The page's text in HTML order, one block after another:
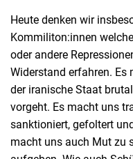
Heute denken wir
Kommiliton:innen
oder andere
Widerstand erfahren. Es
der iranische Staat
vorgeht. Es macht uns
sanktioniert, gefoltert
macht uns auch Mut zu